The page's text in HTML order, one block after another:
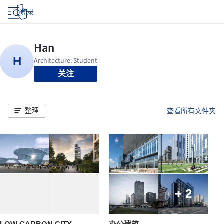
登录
关注
整理 查看所有文件夹
+ 2